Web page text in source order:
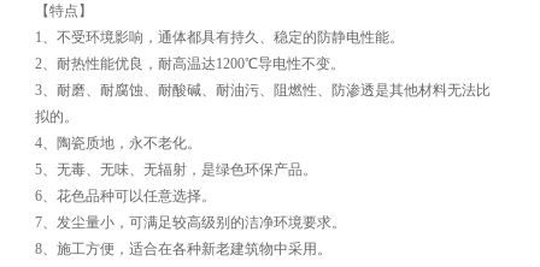
【特点】
1、不受环境影响，通体都具有持久、稳定的防静电性能。
2、耐热性能优良，耐高温达1200℃导电性不变。
3、耐磨、耐腐蚀、耐酸碱、耐油污、阻燃性、防渗透是其他材料无法比
拟的。
4、陶瓷质地，永不老化。
5、无毒、无味、无辐射，是绿色环保产品。
6、花色品种可以任意选择。
7、发尘量小，可满足较高级别的洁净环境要求。
8、施工方便，适合在各种新老建筑物中采用。